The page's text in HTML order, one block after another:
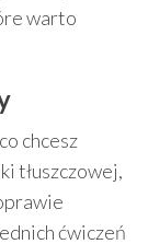
warto
chcesz
tłuszczowej,
ćwiczeń